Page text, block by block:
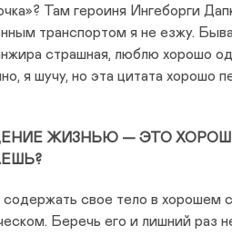
Там героиня Ингеборги
транспортом я не езжу.
страшная, люблю хорошо
я шучу, но эта цитата хорошо
ЖИЗНЬЮ — ЭТО
свое тело в хорошем
Беречь его и лишний раз